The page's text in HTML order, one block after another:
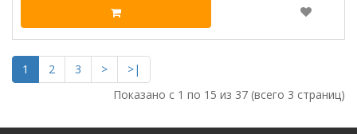
1 2 3 >
>|
Показано с 1 по 15 из 37 (всего 3 страниц)